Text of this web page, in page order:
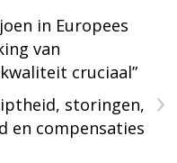
in Europees
van
cruciaal”
›
storingen,
en compensaties